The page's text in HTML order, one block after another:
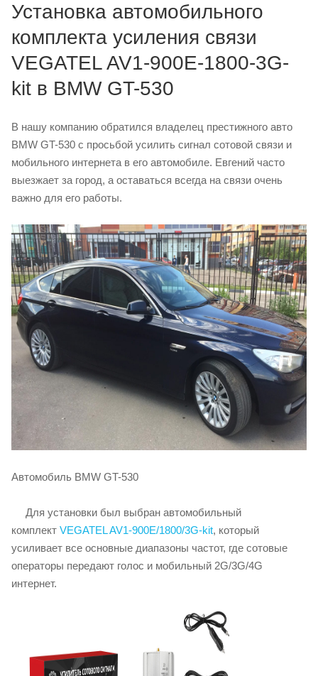
Установка автомобильного
комплекта усиления связи
VEGATEL AV1-900E-1800-3G-
kit в BMW GT-530
В нашу компанию обратился владелец престижного авто
BMW GT-530 с просьбой усилить сигнал сотовой связи и
мобильного интернета в его автомобиле. Евгений часто
выезжает за город, а оставаться всегда на связи очень
важно для его работы.
Автомобиль BMW GT-530
Для установки был выбран автомобильный
комплект VEGATEL AV1-900E/1800/3G-kit, который
усиливает все основные диапазоны частот, где сотовые
операторы передают голос и мобильный 2G/3G/4G
интернет.